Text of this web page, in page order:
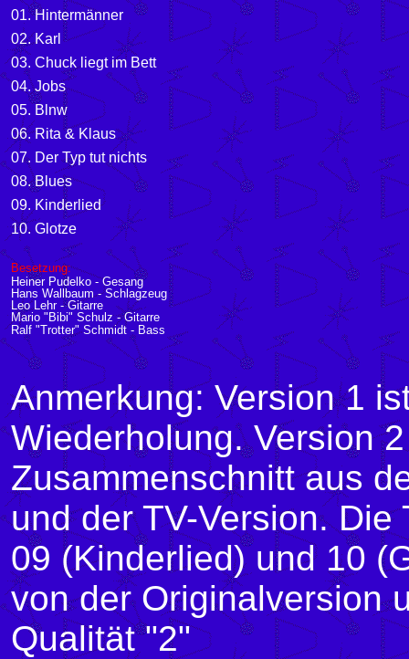
01. Hintermänner
02. Karl
03. Chuck liegt im Bett
04. Jobs
05. Blnw
06. Rita & Klaus
07. Der Typ tut nichts
08. Blues
09. Kinderlied
10. Glotze
Besetzung:
Heiner Pudelko - Gesang
Hans Wallbaum - Schlagzeug
Leo Lehr - Gitarre
Mario "Bibi" Schulz - Gitarre
Ralf "Trotter" Schmidt - Bass
Anmerkung: Version 1
Wiederholung. Version
Zusammenschnitt aus
und der TV-Version. Die
09 (Kinderlied) und 10
von der Originalversion
Qualität "2"